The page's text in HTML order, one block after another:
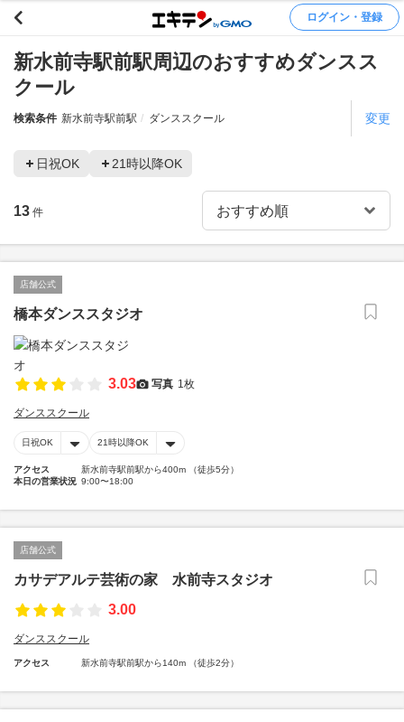
ログイン・登録
新水前寺駅前駅周辺のおすすめダンスス
クール
検索条件 新水前寺駅前駅 ダンススクール 変更
日祝OK 21時以降OK
13 件
店舗公式
橋本ダンススタジオ
3.03 写真 1枚
ダンススクール
日祝OK 21時以降OK
アクセス
新水前寺駅前駅から400m （徒歩5分）
本日の営業状況 9:00〜18:00
店舗公式
カサデアルテ芸術の家 水前寺スタジオ
3.00
ダンススクール
アクセス 新水前寺駅前駅から140m （徒歩2分）